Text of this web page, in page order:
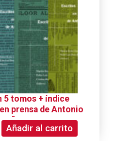
5 tomos + índice
prensa de Antonio
Añadir al carrito